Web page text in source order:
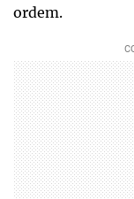
ordem.